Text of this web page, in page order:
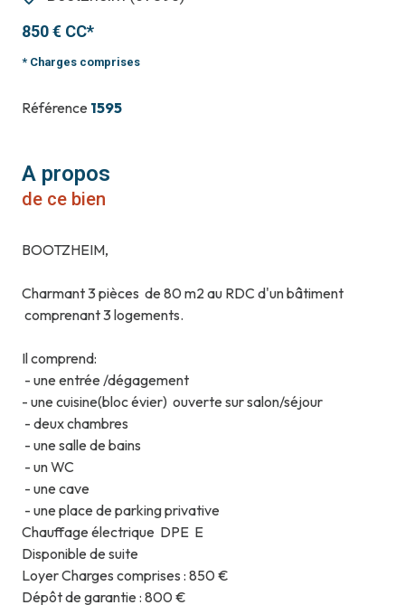
850 € CC*
* Charges comprises
Référence 1595
A propos
de ce bien
BOOTZHEIM,
Charmant 3 pièces de 80 m2 au RDC d'un bâtiment
comprenant 3 logements.
Il comprend:
- une entrée /dégagement
- une cuisine(bloc évier) ouverte sur salon/séjour
- deux chambres
- une salle de bains
- un WC
- une cave
- une place de parking privative
Chauffage électrique DPE E
Disponible de suite
Loyer Charges comprises : 850 €
Dépôt de garantie : 800 €